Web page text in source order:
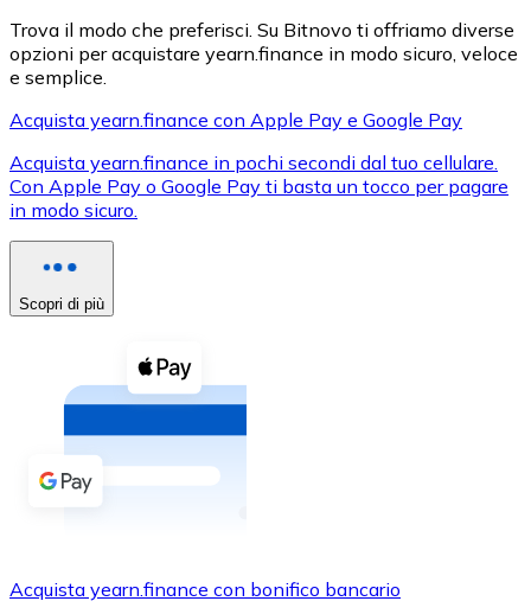
XRP
Acquista criptovalute in contanti e altri mezzi di
Bonifico SEPA
Aggiungi fondi al tuo conto Bitnovo o fai acquisti
Carta di credito / debito
Trova il modo che preferisci. Su Bitnovo ti offriamo diverse
opzioni per acquistare yearn.finance in modo sicuro, veloce
e semplice.
Acquista yearn.finance con Apple Pay e Google Pay
Acquista yearn.finance in pochi secondi dal tuo cellulare.
Con Apple Pay o Google Pay ti basta un tocco per pagare
in modo sicuro.
Scopri di più
Acquista yearn.finance con bonifico bancario